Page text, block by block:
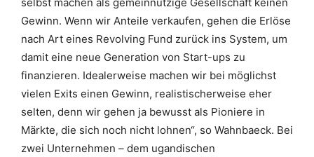
Gewinn. Wenn wir Anteile verkaufen, gehen die Erlöse
nach Art eines Revolving Fund zurück ins System, um
damit eine neue Generation von Start-ups zu
finanzieren. Idealerweise machen wir bei möglichst
vielen Exits einen Gewinn, realistischerweise eher
selten, denn wir gehen ja bewusst als Pioniere in
Märkte, die sich noch nicht lohnen“, so Wahnbaeck. Bei
zwei Unternehmen – dem ugandischen